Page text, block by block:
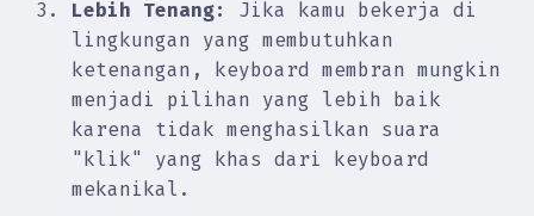
Lebih Tenang:
Jika kamu bekerja di
lingkungan yang membutuhkan
ketenangan, keyboard membran mungkin
menjadi pilihan yang lebih baik
karena tidak menghasilkan suara
"klik" yang khas dari keyboard
mekanikal.